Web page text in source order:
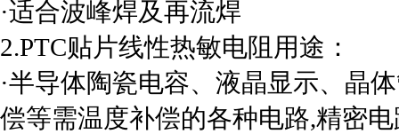
·适合波峰焊及再流焊
2.PTC贴片线性热敏电阻用途：
·半导体陶瓷电容、液晶显示、晶
偿等需温度补偿的各种电路,精密